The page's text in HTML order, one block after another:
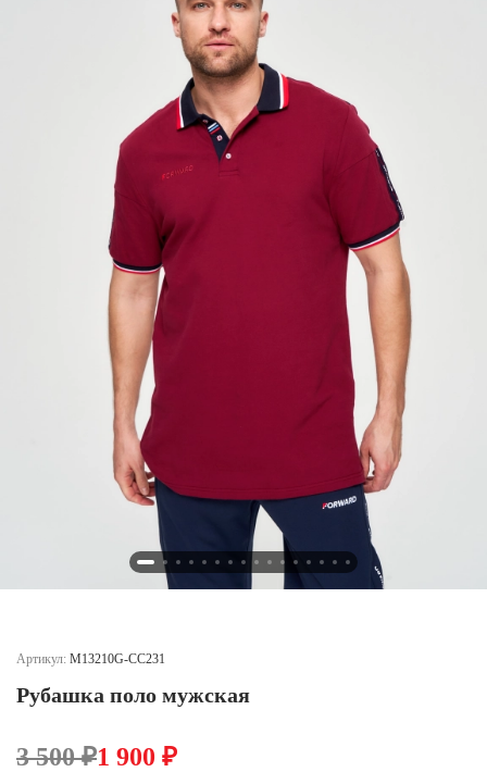
Нижегородская область (1)
Новосибирская область (3)
Омская область (5)
Республика Башкортостан (3)
Республика Крым (1)
Республика Татарстан (2)
Самарская область (1)
Санкт-Петербург и ЛО (3)
Саратовская область (1)
Свердловская область (5)
Северная Осетия (2)
Смоленская область (1)
Ставропольский край (5)
Тюменская область (3)
Артикул: M13210G-CC231
Рубашка поло мужская
3 500 ₽1 900 ₽